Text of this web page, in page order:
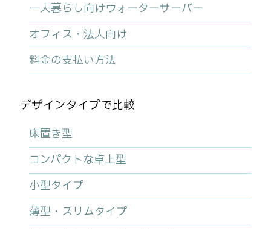
一人暮らし向けウォーターサーバー
オフィス・法人向け
料金の支払い方法
デザインタイプで比較
床置き型
コンパクトな卓上型
小型タイプ
薄型・スリムタイプ